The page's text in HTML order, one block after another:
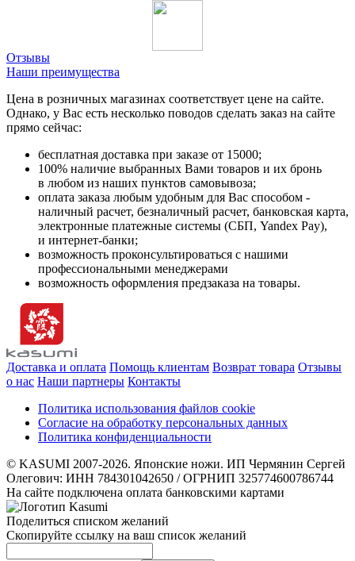
Отзывы
Наши преимущества
Цена в розничных магазинах соответствует цене на сайте.
Однако, у Вас есть несколько поводов сделать заказ на сайте
прямо сейчас:
бесплатная доставка при заказе от 15000;
100% наличие выбранных Вами товаров и их бронь
в любом из наших пунктов самовывоза;
оплата заказа любым удобным для Вас способом -
наличный расчет, безналичный расчет, банковская карта,
электронные платежные системы (СБП, Yandex Pay),
и интернет-банки;
возможность проконсультироваться с нашими
профессиональными менеджерами
возможность оформления предзаказа на товары.
Доставка и оплата Помощь клиентам Возврат товара Отзывы
о нас Наши партнеры Контакты
Политика использования файлов cookie
Согласие на обработку персональных данных
Политика конфиденциальности
© KASUMI 2007-2026. Японские ножи. ИП Чермянин Сергей
Олегович: ИНН 784301042650 / ОГРНИП 325774600786744
На сайте подключена оплата банковскими картами
Поделиться списком желаний
Скопируйте ссылку на ваш список желаний